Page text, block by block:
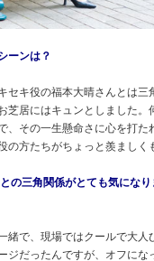
ーンは？
セキ役の福本大晴さんとは三
芝居にはキュンとしました。
、その一生懸命さに心を打た
の方たちがちょっと羨ましく
の三角関係がとても気にな
緒で、現場ではクールで大人
ジだったんですが、オフにな